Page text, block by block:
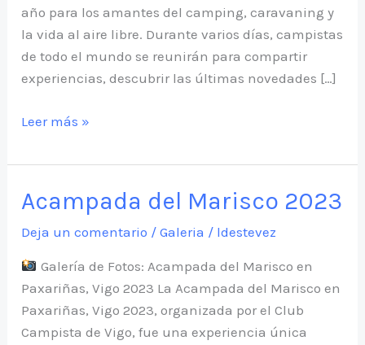
año para los amantes del camping, caravaning y
la vida al aire libre. Durante varios días, campistas
de todo el mundo se reunirán para compartir
experiencias, descubrir las últimas novedades […]
World
Festival
Leer más »
Acampada del Marisco 2023
Deja un comentario /Galeria / ldestevez
Galería de Fotos: Acampada del Marisco en
Paxariñas, Vigo 2023 La Acampada del Marisco en
Paxariñas, Vigo 2023, organizada por el Club
Campista de Vigo, fue una experiencia única